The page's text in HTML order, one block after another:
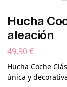
Hucha
aleación
49,90€
Hucha Coche
única y